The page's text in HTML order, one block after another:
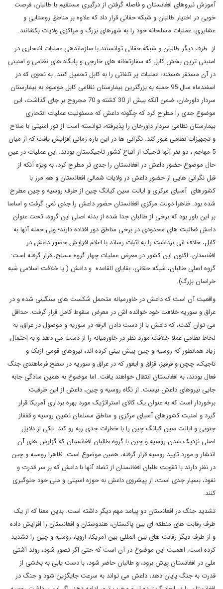
آموزش نیروهای افغانستان و فاصله گرفتن از درگیری مستقیم با طالبان، فرصت
خوبی در اختیار طالبان و شبکه حقانی قرار داد که علاوه بر مناطق روستایی و
عشایری، عملیات مسلحانه خود را به شهرهای بزرگ و مراکزی ولایات بکشانند.
از طرف دیگر طالبان و شبکه حقانی توانستند با سازماندهی عملیات انتحاری در
امنیتی ترین بخش کابل که سفارتخانه های خارجی و پایگاه های نظامی و امنیتی
در آن مستقر هستند، عملیات پر تلفاتی را به کابل تحمیل کنند. به نحوی که در
اسفندماه سال 95 حمله به بزرگترین بیمارستان نظامی کابل موسوم به بیمارستان
سردار داورخان، ضمن آنکه بیش از 30 کشته و 70 مجروح بر جای گذاشت، این
موضوع جدی را مطرح کرد که چگونه داعش که مسئولیت عملیات انتحاری
بیمارستان نظامی سردار داورخان را پذیرفته، توانسته است از تور امنیتی با سلاح
و تجهیزات نظامی عبور کند. نگرانی ها در این باره زمانی افزایش یافت که از میان
5 مهاجم ، دو نفر آنها تاجیک از اتباع کشور تاجیکستان بودند. این عملیات در عین
حال موضوع حضور داعش در افغانستان را جدی تر مطرح کرد، به ویژه آنکه از
قبل نگرانی هایی از حضور داعش در ولایات شمالی افغانستان و هم مرز با
کشورهای آسیای مرکزی و ایالت سین کیانگ چین از طرف روسیه و چین مطرح
شده بود. ظاهرا دولت مرکزی افغانستان حضور داعش را جدی نمی گرفت و اساسا
بر این باور بود که برخی از طالبان جدا شده از بدنه اصلی این گروه، تحت عنوان
داعش فعالیت های محدودی در برخی مناطق دور افتاده دارند؛ ولی حمله آنها به
کابل، خلاف انی برداشت را به اثبات رساند.با اعلام افزایش حضور داعش در
افغنستان، اکنون این کشور در معرض عملیات چهار گروه مسلح، قرار گرفته است:
گروه اصلی طالبان، شبکه حقانی، بقایای القاعده و داعش ( یا خلافت اسلامی شبه
خراسان بزرگ).
واقعیت آن است که داعش در خاورمیانه متحمل شکست های سنگینی شده و در
عراق و سوریه خلافت خود خوانده اش در معرض سقوط کامل قرار گرفت. حداقل
می توان گفت، که داعش با از دست دادن الرقه در سوریه و موصول در عراق، به
لحاظ نظامی عملا خلافت مورد نظر در خاورمیانه را از دست می دهد و به احتمال
زیاد همانطور که روسیه و چین پیش بینی کرده اند، نیروهای قومی ازبک و
تاجیک، چچن و قرقیز، قزاق و ایغور که در عراق و سوریه در سطح فرماهندی جنگ
فعال بودند، به افغانستان انتقال خواهند یافت. اما موضوع به همین سادگی جابه
جایی نیروهای داعش نیست. از نگاه روسیه و چین، داعش از این ظرفیت
برخوردار است که به عنوان یک کالای استرات‍ژیک مورد بهره برداری آمریکا قرار
گیرد و امنیت کشورهای آسیای مرکزی و مناطق مسلمان نشین روسیه و قفقاز
جنوبی و ایالت سین کیانگ چین را با خطرات جدی ربه رو کند. یکی از دلایل
اصلی نزدیک شدن روسیه و چین با گروه طالبان افغانستان که گزارش های آن
انتشار و مورد تایید روسیه قرار گرفته، همین موضوع است. ظاهرا روسیه و چین
در نظر دارند با تقویت طلبان افغانستان از تضاد آنها با داعش که بر سر قدرت و
نفوذ، بسیار جدی است، از پیشروی داعش به حوزه امنیتی و ملی خود جلوگیری
کنند.
تشدید جنگ در افغانستان دو پیامد مهم دیگر داشته است. بدین معنا که از یک
طرف رقابت های منطقه ای بین پاکستان، هندوستان و افغانستان را افزایش داده
و از طرف دیگر رقابت های بین المللی بین آمریکا، اروپا، روسیه و چین را تشدید
کرده است. اهمیت این موضوع در آن است که حتی اگر تصور شود، روند آشتی
ملی در افغانستان پیش برود، و طالبان حاضر شود، با دست یابی به بخشی از
قدرت به جنگ پایان دهد، داعش می تواند به سرعت جایگزین شود و جنگ در